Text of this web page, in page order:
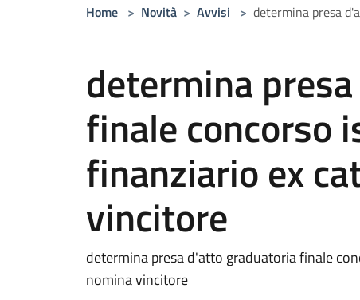
Home > Novità > Avvisi > determina presa
determina
finale concorso
finanziario ex
vincitore
determina presa d'atto graduatoria finale
nomina vincitore